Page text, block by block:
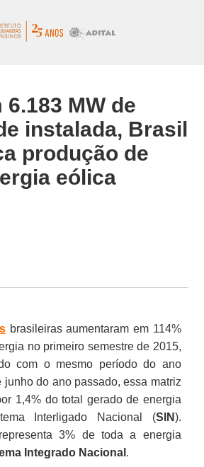
6.183 MW de
instalada, Brasil
produção de
eólica
brasileiras aumentaram em 114%
no primeiro semestre de 2015,
com o mesmo período do ano
junho do ano passado, essa matriz
1,4% do total gerado de energia
Interligado Nacional (SIN).
3% de toda a energia
Integrado Nacional .